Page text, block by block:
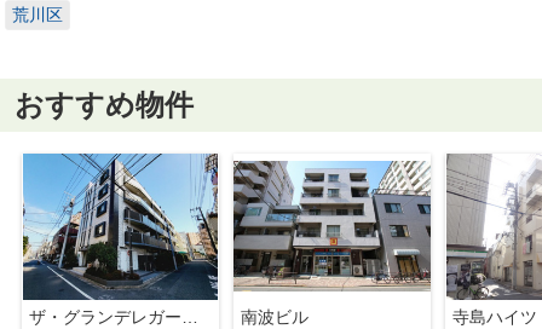
荒川区
おすすめ物件
ザ・グランデレガーロ東日暮里
南波ビル
寺島ハイツ